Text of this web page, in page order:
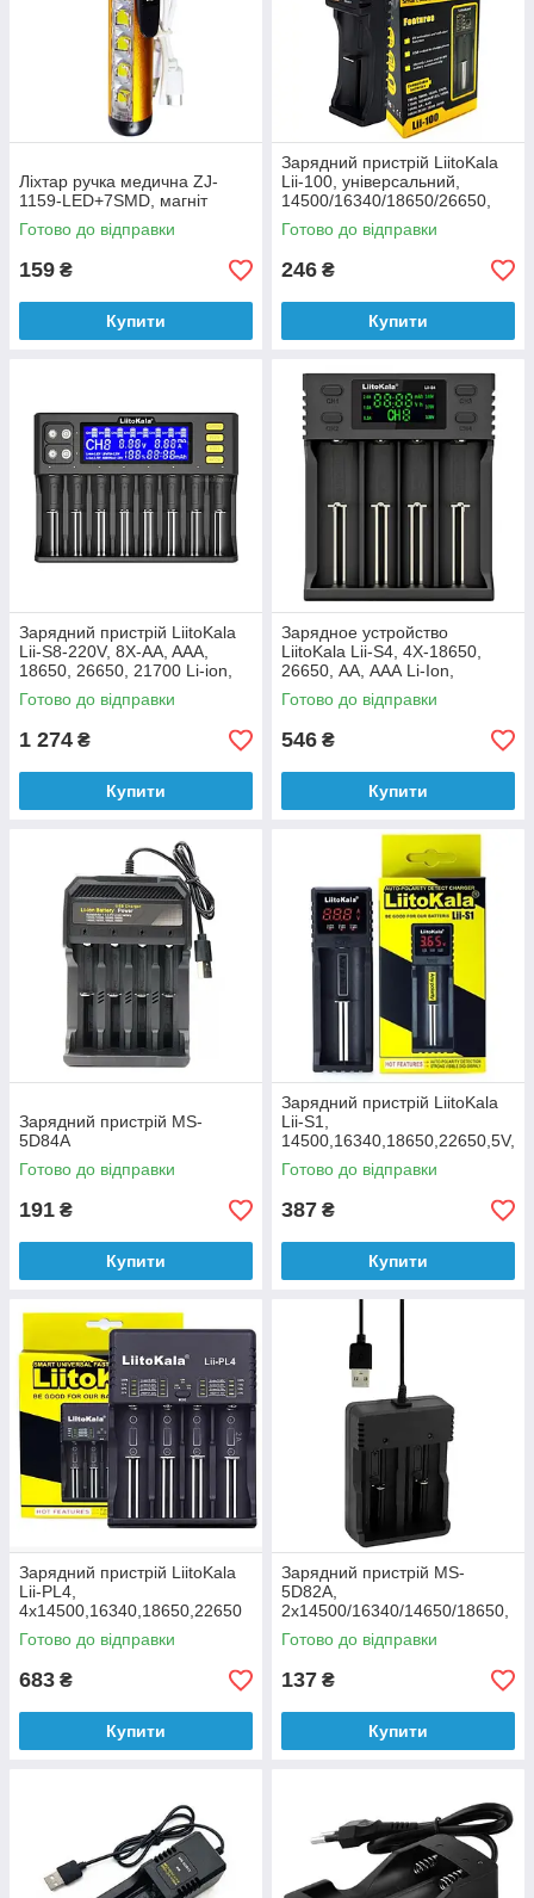
Ліхтар ручка медична ZJ-
1159-LED+7SMD, магніт
Готово до відправки
159 ₴
Купити
Зарядний пристрій LiitoKala
Lii-100, універсальний,
14500/16340/18650/26650,
USB
Готово до відправки
246 ₴
Купити
Зарядний пристрій LiitoKala
Lii-S8-220V, 8Х-AA, AAA,
18650, 26650, 21700 Li-ion,
LiFePo4, Ni-Mh, ОРИГІНАЛ
Готово до відправки
1 274 ₴
Купити
Зарядное устройство
LiitoKala Lii-S4, 4Х-18650,
26650, АА, ААА Li-Ion,
LiFePO4, NiMH, ОРИГИНАЛ
Готово до відправки
546 ₴
Купити
Зарядний пристрій MS-
5D84A
Готово до відправки
191 ₴
Купити
Зарядний пристрій LiitoKala
Lii-S1,
14500,16340,18650,22650,5V,
оригінал
Готово до відправки
387 ₴
Купити
Зарядний пристрій LiitoKala
Lii-PL4,
4x14500,16340,18650,22650
Готово до відправки
683 ₴
Купити
Зарядний пристрій MS-
5D82A,
2х14500/16340/14650/18650,
4.2V
Готово до відправки
137 ₴
Купити